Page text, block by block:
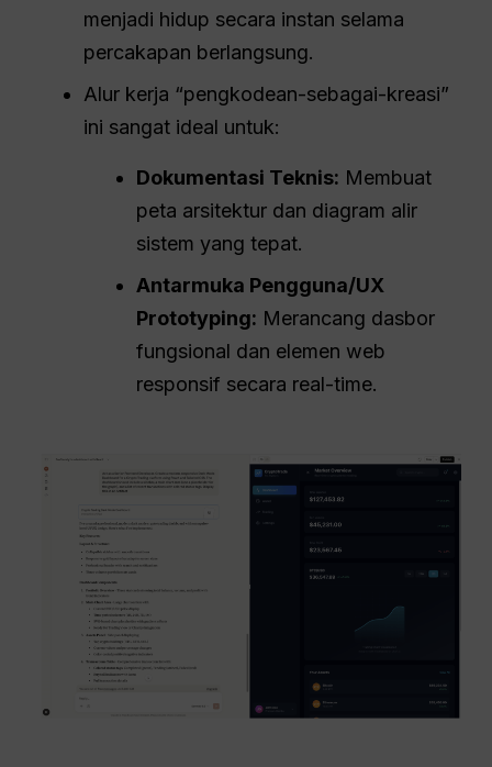
menjadi hidup secara instan selama
percakapan berlangsung.
Alur kerja “pengkodean-sebagai-kreasi”
ini sangat ideal untuk:
Dokumentasi Teknis: Membuat
peta arsitektur dan diagram alir
sistem yang tepat.
Antarmuka Pengguna/UX
Prototyping: Merancang dasbor
fungsional dan elemen web
responsif secara real-time.